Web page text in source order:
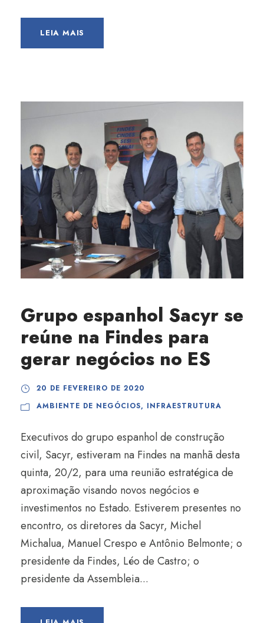
LEIA MAIS
Grupo espanhol Sacyr se
reúne na Findes para
gerar negócios no ES
20 DE FEVEREIRO DE 2020
AMBIENTE DE NEGÓCIOS, INFRAESTRUTURA
Executivos do grupo espanhol de construção
civil, Sacyr, estiveram na Findes na manhã desta
quinta, 20/2, para uma reunião estratégica de
aproximação visando novos negócios e
investimentos no Estado. Estiverem presentes no
encontro, os diretores da Sacyr, Michel
Michalua, Manuel Crespo e Antônio Belmonte; o
presidente da Findes, Léo de Castro; o
presidente da Assembleia...